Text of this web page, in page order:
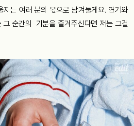
지는 여러 분의 몫으로 남겨둘게요. 연기와
그 순간의
기분을 즐겨주신다면 저는 그걸